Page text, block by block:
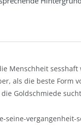
Menschheit
als die beste Form
Goldschmiede
vergangenheit-